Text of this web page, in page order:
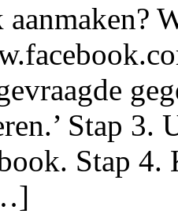
aanmaken?
Stap
Stap